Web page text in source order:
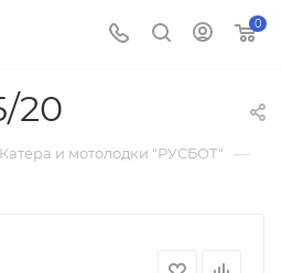
0
20
Катера и мотолодки "РУСБОТ" —